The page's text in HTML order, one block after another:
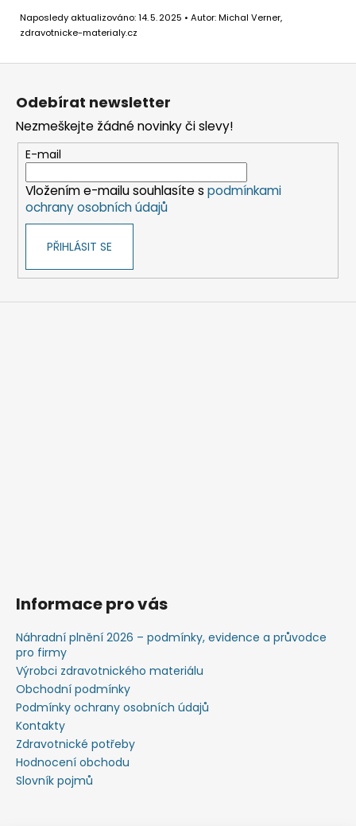
Naposledy aktualizováno: 14. 5. 2025 • Autor: Michal Verner,
zdravotnicke-materialy.cz
Z
Odebírat newsletter
Nezmeškejte žádné novinky či slevy!
E-mail
Vložením e-mailu souhlasíte s podmínkami
ochrany osobních údajů
PŘIHLÁSIT SE
Informace pro vás
Náhradní plnění 2026 – podmínky, evidence a průvodce
pro firmy
Výrobci zdravotnického materiálu
Obchodní podmínky
Podmínky ochrany osobních údajů
Kontakty
Zdravotnické potřeby
Hodnocení obchodu
Slovník pojmů